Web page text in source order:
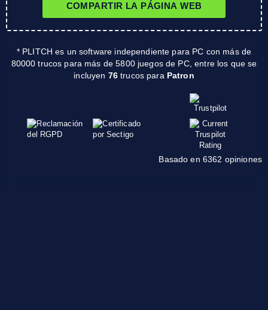
COMPARTIR LA PÁGINA WEB
* PLITCH es un software independiente para PC con más de
80000 trucos para más de 5800 juegos de PC, entre los que se
incluyen 76trucos para Patron
Basado en 6362 opiniones